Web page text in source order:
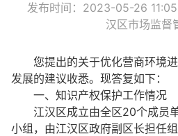
发布时间：2023-05-26 11:05
汉区市场监督
您提出的关于优化营商环境
发展的建议收悉。现答复如下：
一、知识产权保护工作情况
江汉区成立由全区20个成员
小组，由江汉区政府副区长担任